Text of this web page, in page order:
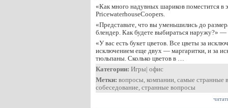
«Как много надувных шариков поместится в
PricewaterhouseCoopers.
«Представьте, что вы уменьшились до
блендер. Как будете выбираться наружу?» —
«У вас есть букет цветов. Все цветы за
исключением еще двух — маргаритки, и за
тюльпаны. Сколько цветов в …
Категории: Игры| офис
Метки: вопросы, компании, самые странные
собеседование, странные вопросы